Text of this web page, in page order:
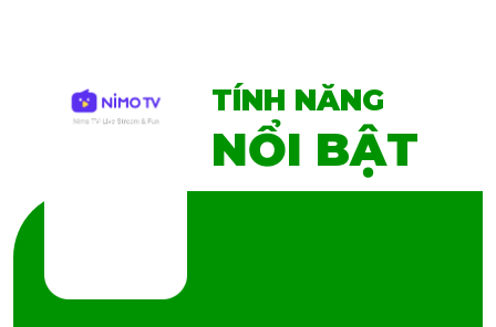
TÍNH NĂNG
NỔI BẬT